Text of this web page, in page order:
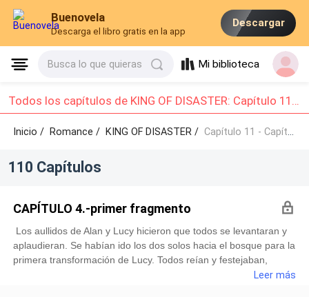
Buenovela
Descarga el libro gratis en la app
Descargar
Busca lo que quieras Mi biblioteca
Todos los capítulos de KING OF DISASTER: Capítulo 11 - Capítulo 20
Inicio / Romance/KING OF DISASTER / Capítulo 11 - Capítulo 20
110 Capítulos
CAPÍTULO 4.-primer fragmento
Los aullidos de Alan y Lucy hicieron que todos se levantaran y
aplaudieran. Se habían ido los dos solos hacia el bosque para la
primera transformación de Lucy. Todos reían y festejaban,
varios líderes de grandes manadas más cercanos a la familia
Leer más